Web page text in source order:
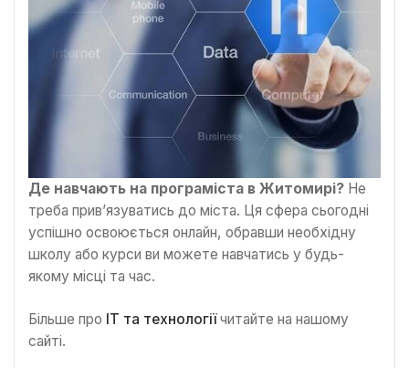
Де навчають на програміста в Житомирі? Не
треба прив’язуватись до міста. Ця сфера сьогодні
успішно освоюється онлайн, обравши необхідну
школу або курси ви можете навчатись у будь-
якому місці та час.
Більше про IT та технологіїчитайте на нашому
сайті.